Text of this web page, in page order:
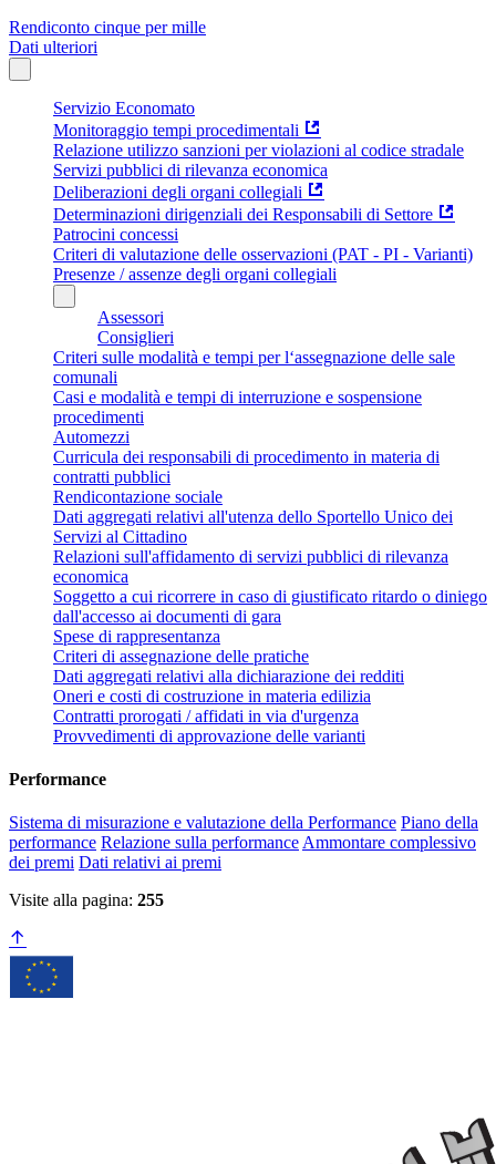
Rendiconto cinque per mille
Dati ulteriori
Servizio Economato
Monitoraggio tempi procedimentali
Relazione utilizzo sanzioni per violazioni al codice stradale
Servizi pubblici di rilevanza economica
Deliberazioni degli organi collegiali
Determinazioni dirigenziali dei Responsabili di Settore
Patrocini concessi
Criteri di valutazione delle osservazioni (PAT - PI - Varianti)
Presenze / assenze degli organi collegiali
Assessori
Consiglieri
Criteri sulle modalità e tempi per l‘assegnazione delle sale
comunali
Casi e modalità e tempi di interruzione e sospensione
procedimenti
Automezzi
Curricula dei responsabili di procedimento in materia di
contratti pubblici
Rendicontazione sociale
Dati aggregati relativi all'utenza dello Sportello Unico dei
Servizi al Cittadino
Relazioni sull'affidamento di servizi pubblici di rilevanza
economica
Soggetto a cui ricorrere in caso di giustificato ritardo o diniego
dall'accesso ai documenti di gara
Spese di rappresentanza
Criteri di assegnazione delle pratiche
Dati aggregati relativi alla dichiarazione dei redditi
Oneri e costi di costruzione in materia edilizia
Contratti prorogati / affidati in via d'urgenza
Provvedimenti di approvazione delle varianti
Performance
Sistema di misurazione e valutazione della Performance Piano della
performance Relazione sulla performance Ammontare complessivo
dei premi Dati relativi ai premi
Visite alla pagina: 255